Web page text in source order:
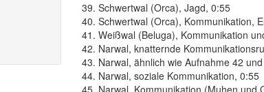
39. Schwertwal (Orca), Jagd, 0:55
40. Schwertwal (Orca), Kommunikation,
41. Weißwal (Beluga), Kommunikation
42. Narwal, knatternde
43. Narwal, ähnlich wie Aufnahme 42
44. Narwal, soziale Kommunikation, 0:55
45. Narwal, Kommunikation (Muhen und